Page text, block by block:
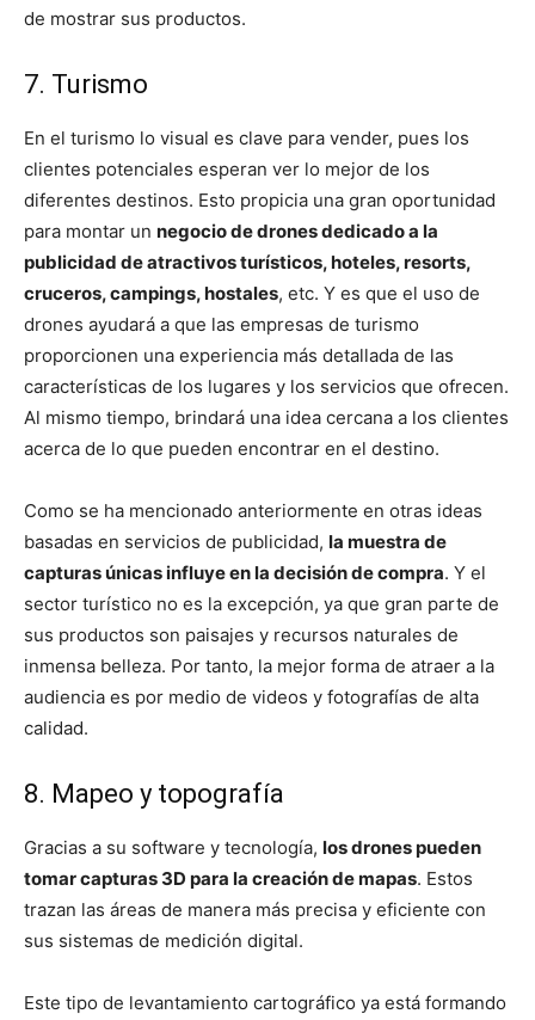
de mostrar sus productos.
7. Turismo
En el turismo lo visual es clave para vender, pues los
clientes potenciales esperan ver lo mejor de los
diferentes destinos. Esto propicia una gran oportunidad
para montar un negocio de drones dedicado a la
publicidad de atractivos turísticos, hoteles, resorts,
cruceros, campings, hostales, etc. Y es que el uso de
drones ayudará a que las empresas de turismo
proporcionen una experiencia más detallada de las
características de los lugares y los servicios que ofrecen.
Al mismo tiempo, brindará una idea cercana a los clientes
acerca de lo que pueden encontrar en el destino.
Como se ha mencionado anteriormente en otras ideas
basadas en servicios de publicidad, la muestra de
capturas únicas influye en la decisión de compra. Y el
sector turístico no es la excepción, ya que gran parte de
sus productos son paisajes y recursos naturales de
inmensa belleza. Por tanto, la mejor forma de atraer a la
audiencia es por medio de videos y fotografías de alta
calidad.
8. Mapeo y topografía
Gracias a su software y tecnología, los drones pueden
tomar capturas 3D para la creación de mapas. Estos
trazan las áreas de manera más precisa y eficiente con
sus sistemas de medición digital.
Este tipo de levantamiento cartográfico ya está formando